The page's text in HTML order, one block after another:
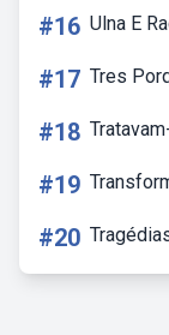
#16 Ulna E
#17 Tres
#18
#19
#20